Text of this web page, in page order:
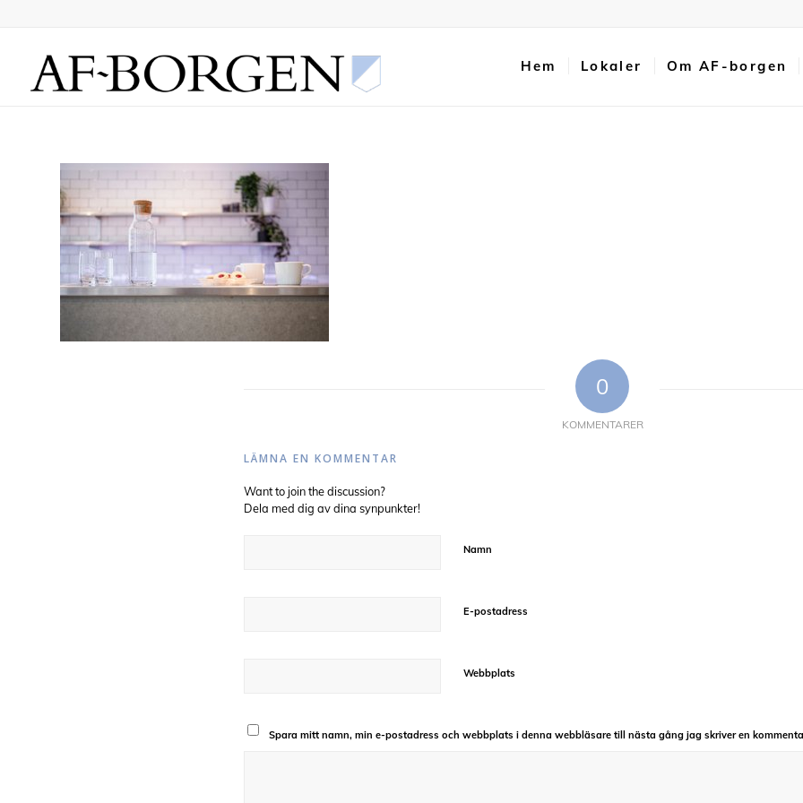
Hem Lokaler Om AF-borgen
0
KOMMENTARER
LÄMNA EN KOMMENTAR
Want to join the discussion?
Dela med dig av dina synpunkter!
Namn
E-postadress
Webbplats
Spara mitt namn, min e-postadress och webbplats i denna webbläsare till nästa gång jag skriver en